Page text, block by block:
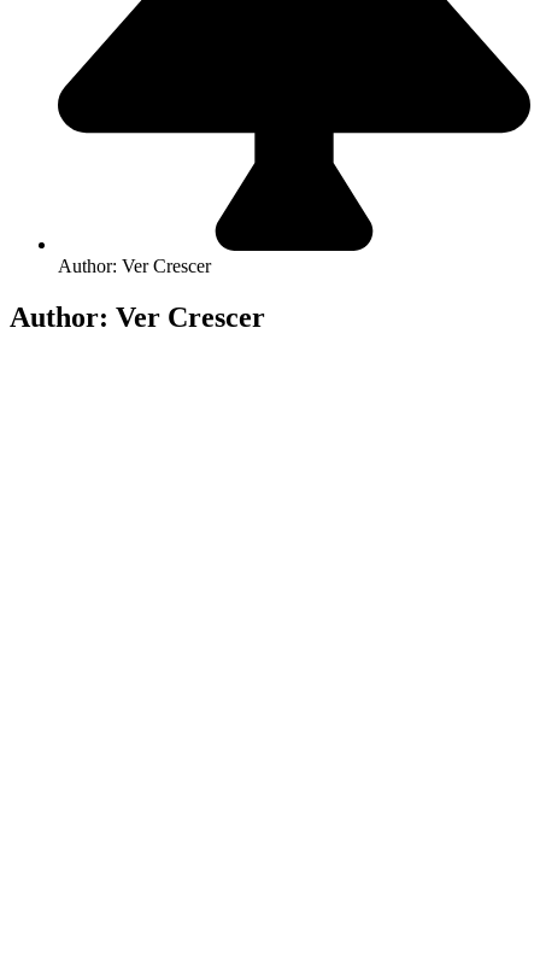
Author: Ver Crescer
Author: Ver Crescer